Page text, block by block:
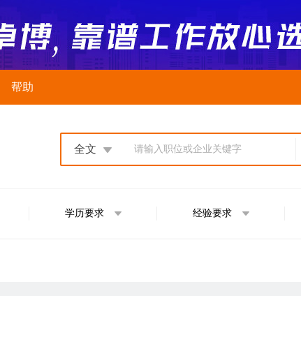
帮助
请输入职位或企业关键字
全文
学历要求 经验要求